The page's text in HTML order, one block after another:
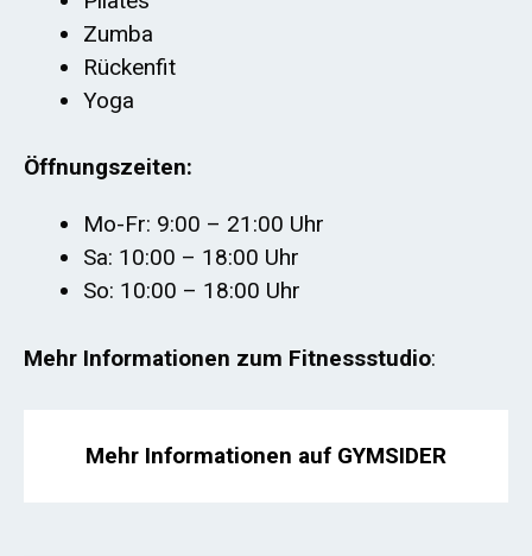
Zumba
Rückenfit
Yoga
Öffnungszeiten:
Mo-Fr: 9:00 – 21:00 Uhr
Sa: 10:00 – 18:00 Uhr
So: 10:00 – 18:00 Uhr
Mehr Informationen zum Fitnessstudio:
Mehr Informationen auf GYMSIDER